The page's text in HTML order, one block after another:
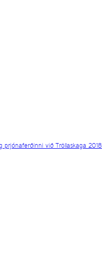
prjónaferðinni við Tröllaskaga 2018